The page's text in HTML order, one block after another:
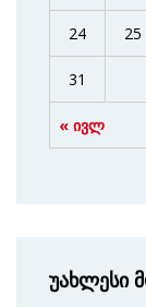
« ივლ
24 25
31
უახლესი